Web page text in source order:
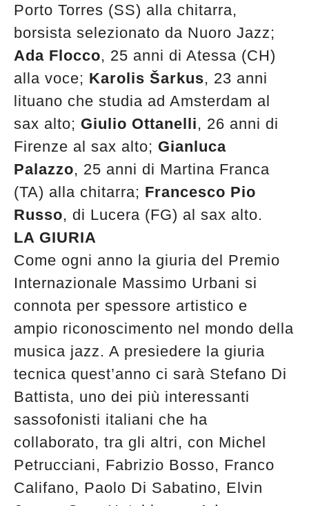
Porto Torres (SS) alla chitarra,
borsista selezionato da Nuoro Jazz;
Ada Flocco, 25 anni di Atessa (CH)
alla voce; Karolis Šarkus, 23 anni
lituano che studia ad Amsterdam al
sax alto; Giulio Ottanelli, 26 anni di
Firenze al sax alto; Gianluca
Palazzo, 25 anni di Martina Franca
(TA) alla chitarra; Francesco Pio
Russo, di Lucera (FG) al sax alto.
LA GIURIA
Come ogni anno la giuria del Premio
Internazionale Massimo Urbani si
connota per spessore artistico e
ampio riconoscimento nel mondo della
musica jazz. A presiedere la giuria
tecnica quest’anno ci sarà Stefano Di
Battista, uno dei più interessanti
sassofonisti italiani che ha
collaborato, tra gli altri, con Michel
Petrucciani, Fabrizio Bosso, Franco
Califano, Paolo Di Sabatino, Elvin